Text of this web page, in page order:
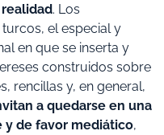
. Los
el especial y
en que se inserta y
construidos sobre
rencillas y, en general,
a quedarse en una
de favor mediático,